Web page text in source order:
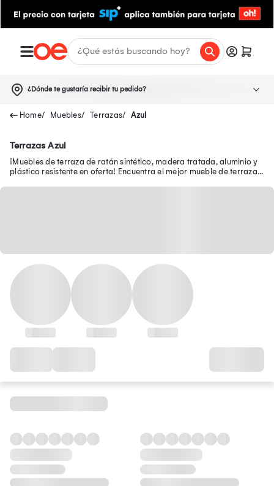
¿Dónde te gustaría recibir tu pedido?
Muebles Terrazas Azul
Terrazas Azul
¡Muebles de terraza de ratán sintético, madera tratada, aluminio y
plástico resistente en oferta! Encuentra el mejor mueble de terraza